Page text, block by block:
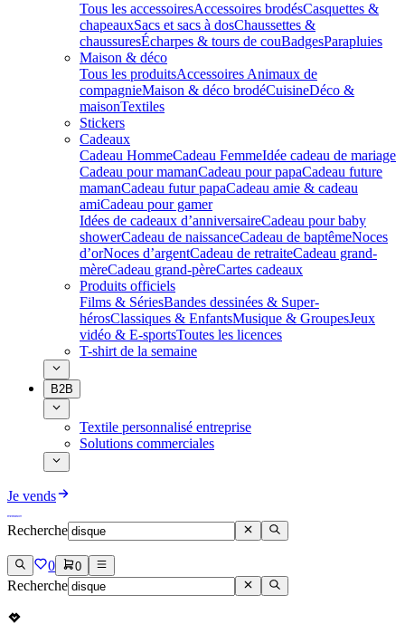
Tous les accessoiresAccessoires brodésCasquettes &
chapeauxSacs et sacs à dosChaussettes &
chaussuresÉcharpes & tours de couBadgesParapluies
Maison & déco
Tous les produitsAccessoires Animaux de
compagnieMaison & déco brodéCuisineDéco &
maisonTextiles
Stickers
Cadeaux
Cadeau HommeCadeau FemmeIdée cadeau de mariage​
Cadeau pour mamanCadeau pour papaCadeau future
mamanCadeau futur papaCadeau amie & cadeau
amiCadeau pour gamer
Idées de cadeaux d’anniversaireCadeau pour baby
showerCadeau de naissanceCadeau de baptêmeNoces
d’orNoces d’argentCadeau de retraiteCadeau grand-
mèreCadeau grand-pèreCartes cadeaux
Produits officiels
Films & SériesBandes dessinées & Super-
hérosClassiques & EnfantsMusique & GroupesJeux
vidéo & E-sportsToutes les licences
T-shirt de la semaine
B2B
Textile personnalisé entreprise
Solutions commerciales
Je vends
Recherche
0 0
Recherche